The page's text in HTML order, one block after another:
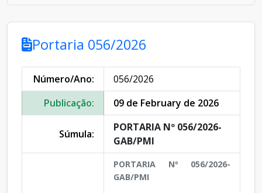
Portaria 056/2026
Número/Ano:
056/2026
Publicação:
09 de February de 2026
Súmula:
PORTARIA Nº 056/2026-
GAB/PMI
PORTARIA Nº 056/2026-
GAB/PMI